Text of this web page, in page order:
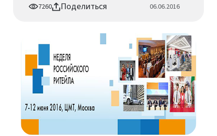
7260 Поделиться 06.06.2016